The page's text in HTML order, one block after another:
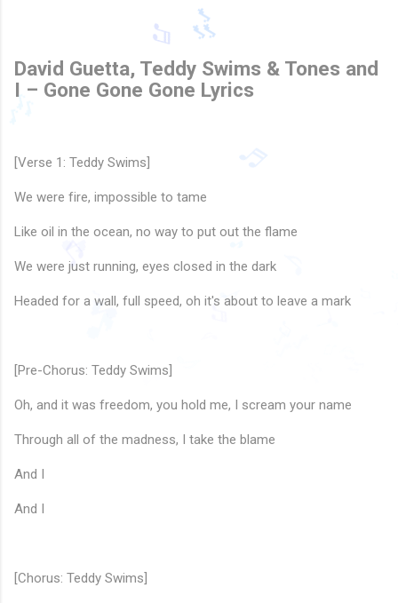
David Guetta, Teddy Swims & Tones and
I – Gone Gone Gone Lyrics
[Verse 1: Teddy Swims]
We were fire, impossible to tame
Like oil in the ocean, no way to put out the flame
We were just running, eyes closed in the dark
Headed for a wall, full speed, oh it's about to leave a mark
[Pre-Chorus: Teddy Swims]
Oh, and it was freedom, you hold me, I scream your name
Through all of the madness, I take the blame
And I
And I
[Chorus: Teddy Swims]
🎵
🎵
♫
♪
♪
🎵 🎵
♬
♬